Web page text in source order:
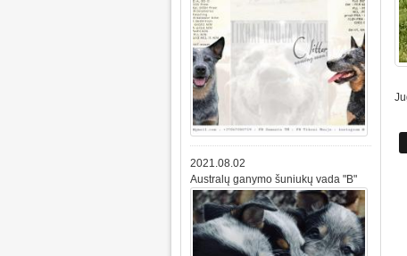
2021.08.02
Australų ganymo šuniukų vada "B"